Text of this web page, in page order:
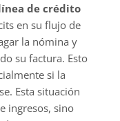
de crédito
en su flujo de
la nómina y
su factura. Esto
si la
Esta situación
ingresos, sino